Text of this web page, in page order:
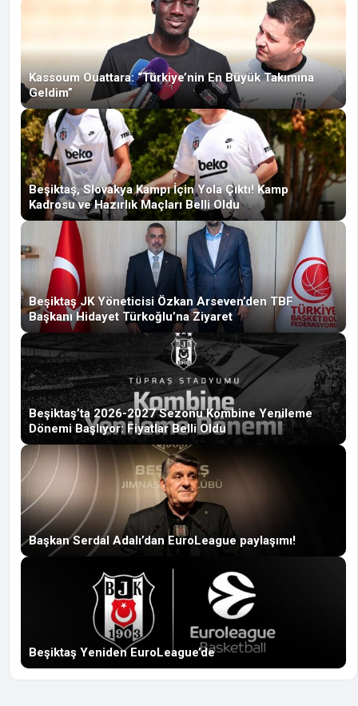
Kassoum Ouattara: “Türkiye’nin En Büyük Takımına
Geldim”
Beşiktaş, Slovakya Kampı İçin Yola Çıktı! Kamp
Kadrosu ve Hazırlık Maçları Belli Oldu
Beşiktaş JK Yöneticisi Özkan Arseven’den TBF
Başkanı Hidayet Türkoğlu’na Ziyaret
Beşiktaş’ta 2026-2027 Sezonu Kombine Yenileme
Dönemi Başlıyor: Fiyatlar Belli Oldu
Başkan Serdal Adalı’dan EuroLeague paylaşımı!
Beşiktaş Yeniden EuroLeague’de